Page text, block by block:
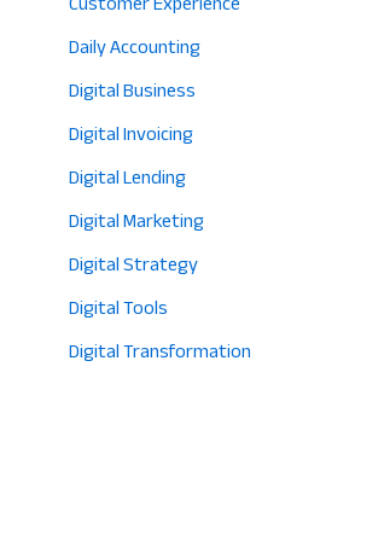
Daily Accounting
Digital Business
Digital Invoicing
Digital Lending
Digital Marketing
Digital Strategy
Digital Tools
Digital Transformation